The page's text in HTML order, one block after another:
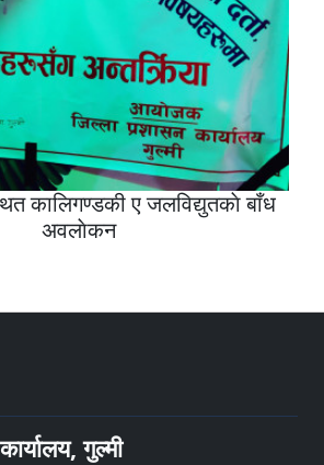
कालिगण्डकी ए जलविद्युतकाे बाँध
अवलाेकन
गुल्मी